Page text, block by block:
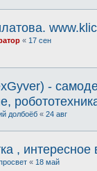
« 17 сен
-
долбоёб « 24 авг
, интересное
« 18 май